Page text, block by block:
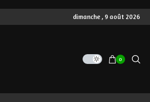
dimanche , 9 août 2026
0